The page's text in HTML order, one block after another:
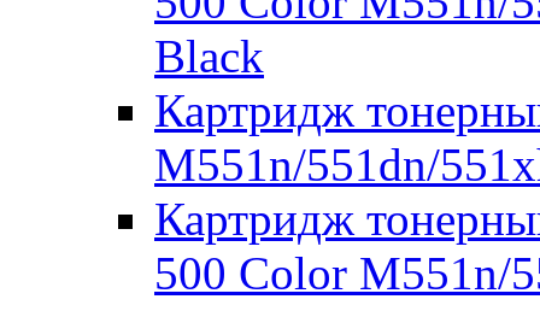
Black
Картридж
M551n/551dn/
Картридж
500 Color M551n/